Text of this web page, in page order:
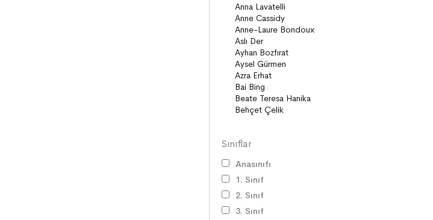
Diziler
Öyküler
Anlatı
Gizemli Maceralar Koleksiyonu
Diziler
Behiç Ak Yetişkin Kitapları
Öykü
Roman
Sınıflar
Anasınıfı
1. Sınıf
2. Sınıf
3. Sınıf